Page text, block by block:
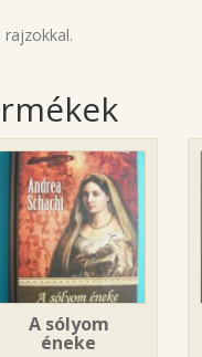
A sólyom
éneke